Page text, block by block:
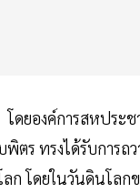
ยองค์การสหประ
ร ทรงได้รับการถว
ก โดยในวันดินโล